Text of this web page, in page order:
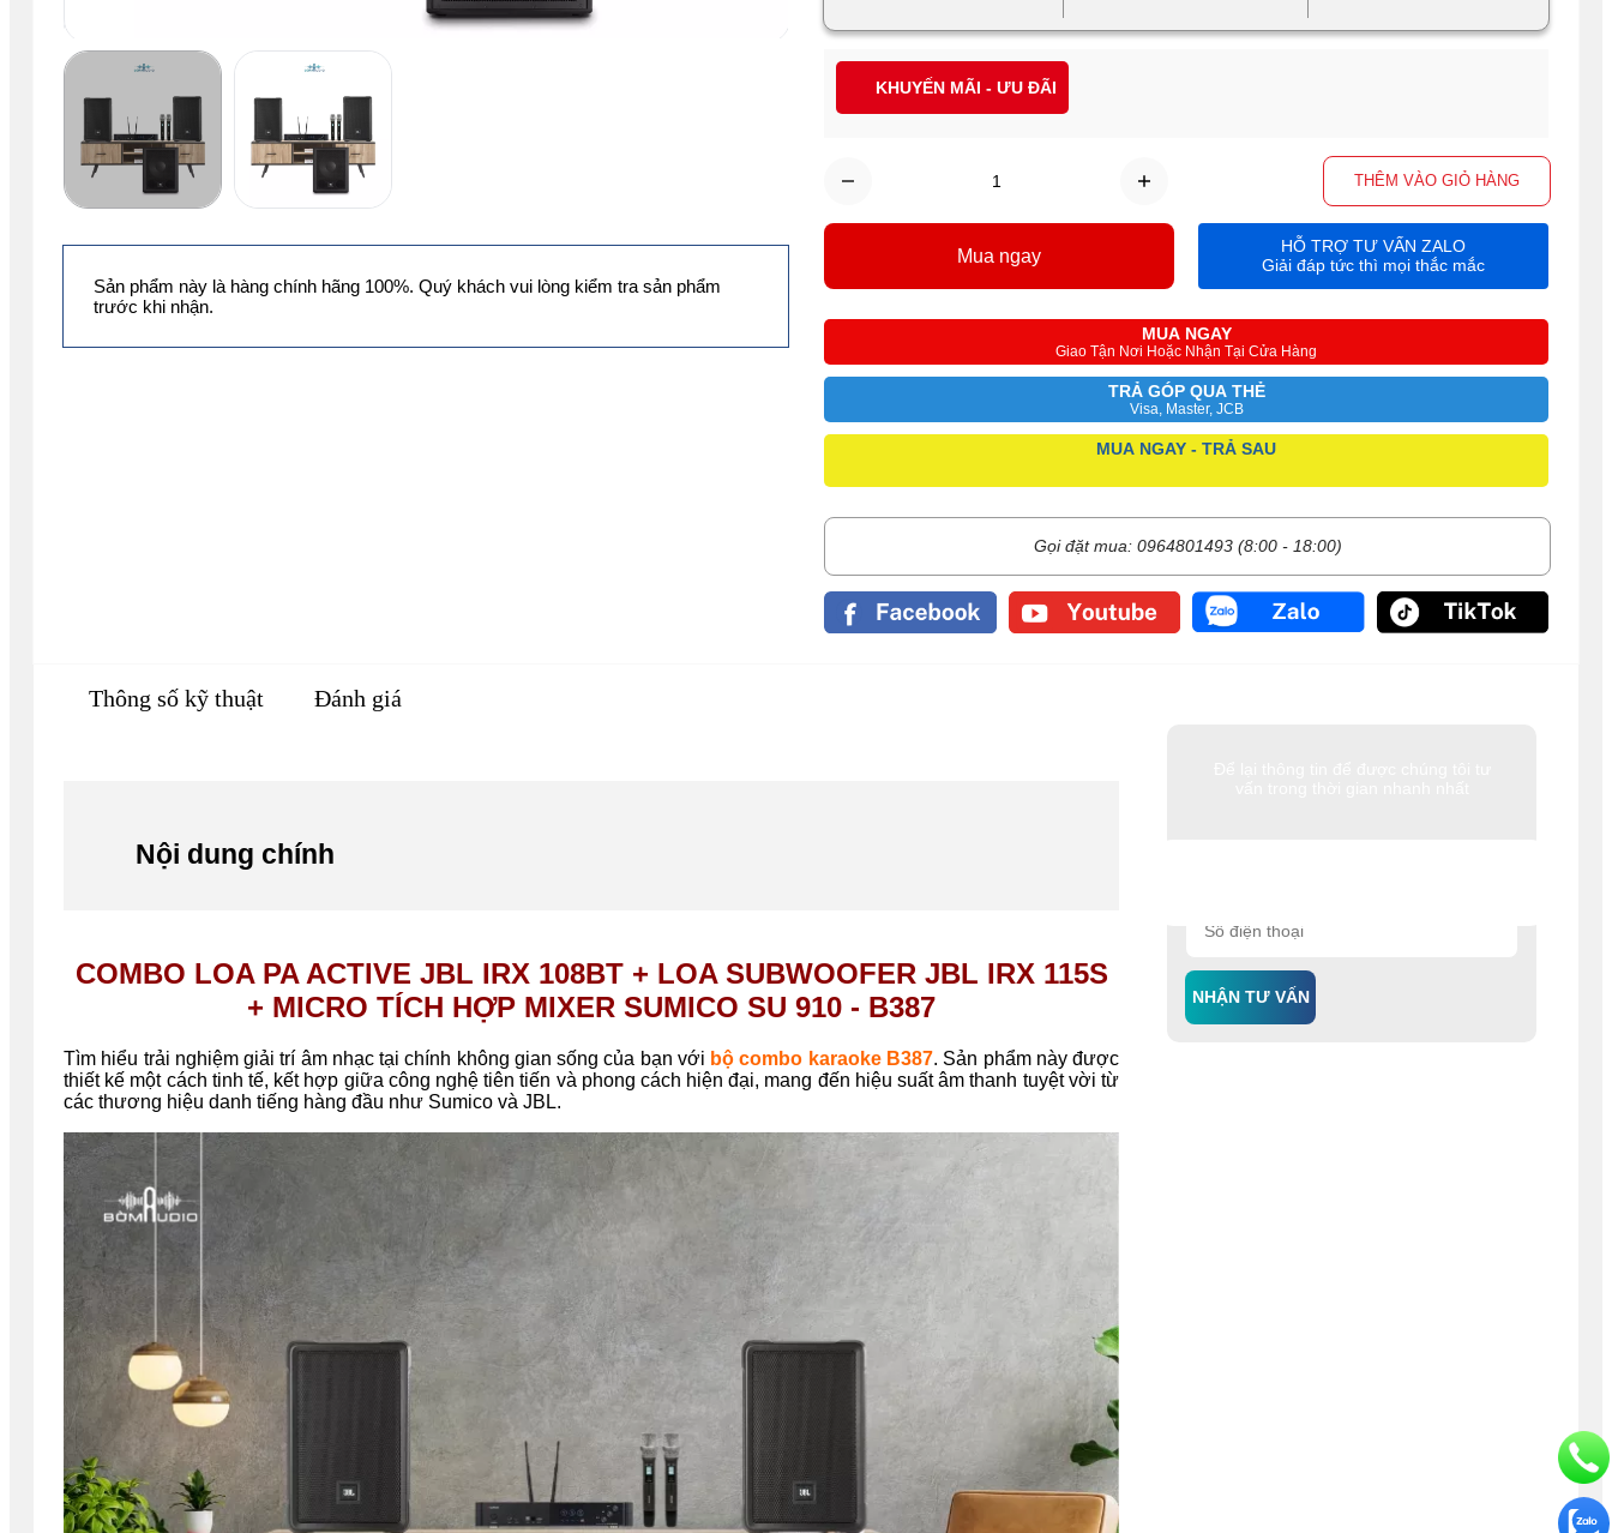
THÊM VÀO GIỎ HÀNG
MUA NGAY
Giao Tận Nơi Hoặc Nhận Tại Cửa Hàng
TRẢ GÓP QUA THẺ
Visa, Master, JCB
MUA NGAY - TRẢ SAU
Gọi đặt mua: 0964801493 (8:00 - 18:00)
Mua ngay
HỖ TRỢ TƯ VẤN ZALO
Giải đáp tức thì mọi thắc mắc
KHUYẾN MÃI - ƯU ĐÃI
Sản phẩm này là hàng chính hãng 100%. Quý khách vui lòng kiểm tra sản phẩm
trước khi nhận.
NHẬN TƯ VẤN
Thông số kỹ thuật Đánh giá
Nội dung chính
COMBO LOA PA ACTIVE JBL IRX 108BT + LOA SUBWOOFER JBL IRX 115S
+ MICRO TÍCH HỢP MIXER SUMICO SU 910 - B387
Tìm hiểu trải nghiệm giải trí âm nhạc tại chính không gian sống của bạn với bộ combo karaoke B387. Sản phẩm này được
thiết kế một cách tinh tế, kết hợp giữa công nghệ tiên tiến và phong cách hiện đại, mang đến hiệu suất âm thanh tuyệt vời từ
các thương hiệu danh tiếng hàng đầu như Sumico và JBL.